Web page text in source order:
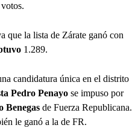
votos.
que la lista de Zárate ganó con
1.289.
candidatura única en el distrito
Pedro Penayo se impuso por
Benegas de Fuerza Republicana.
le ganó a la de FR.